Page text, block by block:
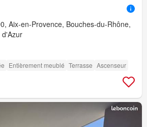
Aix-en-Provence, Bouches-du-Rhône,
d'Azur
Entièrement meublé Terrasse Ascenseur